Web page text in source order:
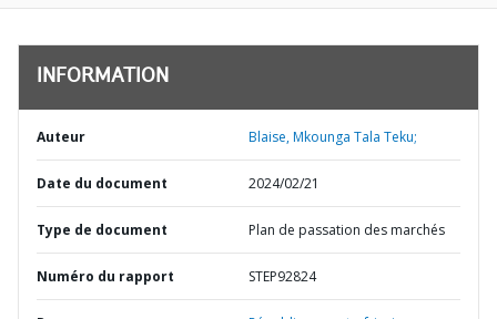
INFORMATION
Auteur Blaise, Mkounga Tala Teku;
Date du document 2024/02/21
Type de document Plan de passation des marchés
Numéro du rapport STEP92824